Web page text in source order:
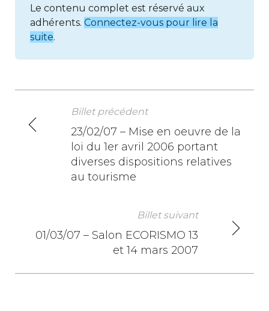
Le contenu complet est réservé aux
adhérents. Connectez-vous pour lire la
suite.
N
t
Billet précédent
23/02/07 – Mise en oeuvre de la
loi du 1er avril 2006 portant
diverses dispositions relatives
au tourisme
Billet suivant
01/03/07 – Salon ECORISMO 13
et 14 mars 2007